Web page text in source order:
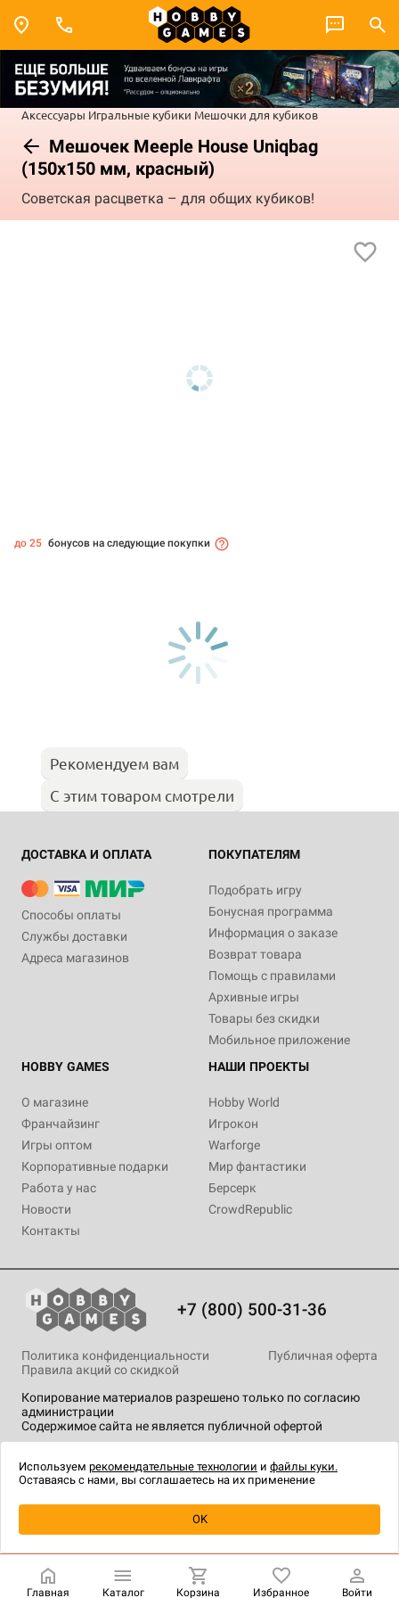
Аксессуары Игральные кубики Мешочки для кубиков
Мешочек Meeple House Uniqbag
(150x150 мм, красный)
Советская расцветка – для общих кубиков!
Уведомить о наличии
до 25 бонусов на следующие покупки
Рекомендуем вам
С этим товаром смотрели
ДОСТАВКА И ОПЛАТА
Способы оплаты
Службы доставки
Адреса магазинов
ПОКУПАТЕЛЯМ
Подобрать игру
Бонусная программа
Информация о заказе
Возврат товара
Помощь с правилами
Архивные игры
Товары без скидки
Мобильное приложение
HOBBY GAMES
О магазине
Франчайзинг
Игры оптом
Корпоративные подарки
Работа у нас
Новости
Контакты
НАШИ ПРОЕКТЫ
Hobby World
Игрокон
Warforge
Мир фантастики
Берсерк
CrowdRepublic
+7 (800) 500-31-36
Копирование материалов разрешено только по согласию
администрации
Содержимое сайта не является публичной офертой
Политика конфиденциальности
Публичная оферта
Правила акций со скидкой
технологии.
Главная Каталог Корзина Избранное Войти
Используем рекомендательные технологии и файлы куки.
Оставаясь с нами, вы соглашаетесь на их применение
OK